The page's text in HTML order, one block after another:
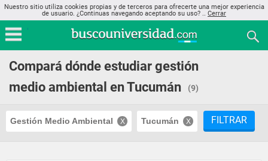
Nuestro sitio utiliza cookies propias y de terceros para ofrecerte una mejor experiencia
de usuario. ¿Continuas navegando aceptando su uso? .. Cerrar
Compará dónde estudiar gestión
medio ambiental en Tucumán
(9)
Gestión Medio Ambiental Tucumán FILTRAR